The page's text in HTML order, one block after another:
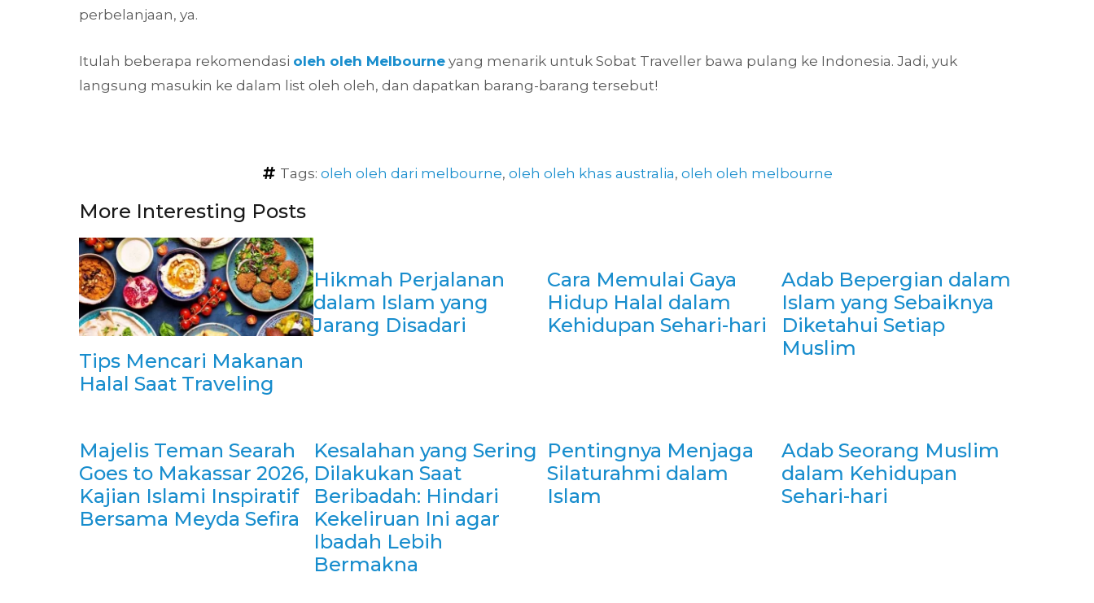
perbelanjaan, ya.
Itulah beberapa rekomendasi oleh oleh Melbourne yang menarik untuk Sobat Traveller bawa pulang ke Indonesia. Jadi, yuk
langsung masukin ke dalam list oleh oleh, dan dapatkan barang-barang tersebut!
Tags: oleh oleh dari melbourne, oleh oleh khas australia, oleh oleh melbourne
More Interesting Posts
Tips Mencari Makanan
Halal Saat Traveling
Hikmah Perjalanan
dalam Islam yang
Jarang Disadari
Cara Memulai Gaya
Hidup Halal dalam
Kehidupan Sehari-hari
Adab Bepergian dalam
Islam yang Sebaiknya
Diketahui Setiap
Muslim
Majelis Teman Searah
Goes to Makassar 2026,
Kajian Islami Inspiratif
Bersama Meyda Sefira
Kesalahan yang Sering
Dilakukan Saat
Beribadah: Hindari
Kekeliruan Ini agar
Ibadah Lebih
Bermakna
Pentingnya Menjaga
Silaturahmi dalam
Islam
Adab Seorang Muslim
dalam Kehidupan
Sehari-hari